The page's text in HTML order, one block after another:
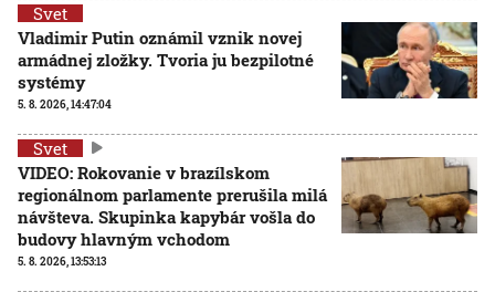
Svet
Vladimir Putin oznámil vznik novej
armádnej zložky. Tvoria ju bezpilotné
systémy
5. 8. 2026, 14:47:04
Svet
VIDEO: Rokovanie v brazílskom
regionálnom parlamente prerušila milá
návšteva. Skupinka kapybár vošla do
budovy hlavným vchodom
5. 8. 2026, 13:53:13